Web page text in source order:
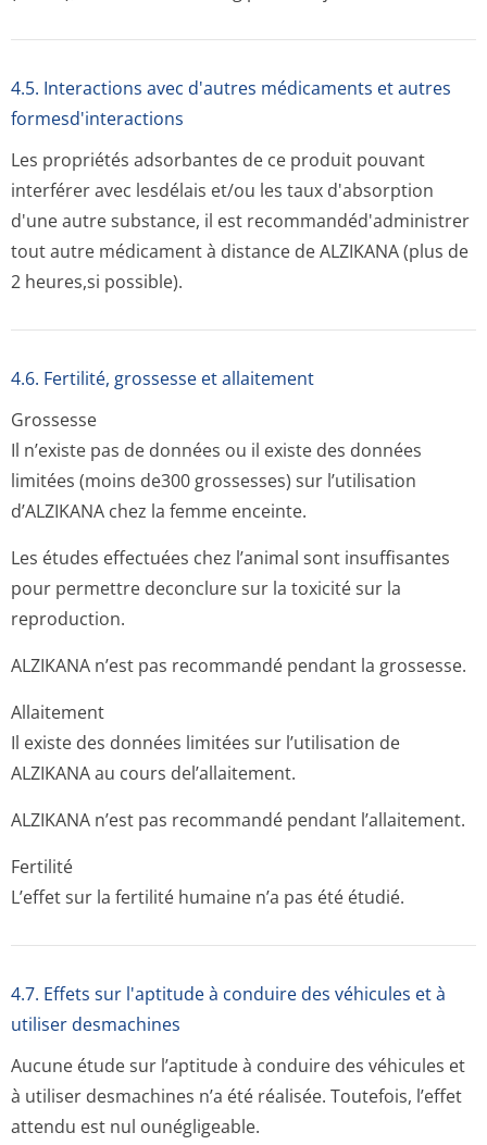
4.5. Interactions avec d'autres médicaments et autres
formesd'interactions
Les propriétés adsorbantes de ce produit pouvant
interférer avec lesdélais et/ou les taux d'absorption
d'une autre substance, il est recommandéd'ad­ministrer
tout autre médicament à distance de ALZIKANA (plus de
2 heures,si possible).
4.6. Fertilité, grossesse et allaitement
Grossesse
Il n’existe pas de données ou il existe des données
limitées (moins de300 grossesses) sur l’utilisation
d’ALZIKANA chez la femme enceinte.
Les études effectuées chez l’animal sont insuffisantes
pour permettre deconclure sur la toxicité sur la
reproduction.
ALZIKANA n’est pas recommandé pendant la grossesse.
Allaitement
Il existe des données limitées sur l’utilisation de
ALZIKANA au cours del’allaitement.
ALZIKANA n’est pas recommandé pendant l’allaitement.
Fertilité
L’effet sur la fertilité humaine n’a pas été étudié.
4.7. Effets sur l'aptitude à conduire des véhicules et à
utiliser desmachines
Aucune étude sur l’aptitude à conduire des véhicules et
à utiliser desmachines n’a été réalisée. Toutefois, l’effet
attendu est nul ounégligeable.